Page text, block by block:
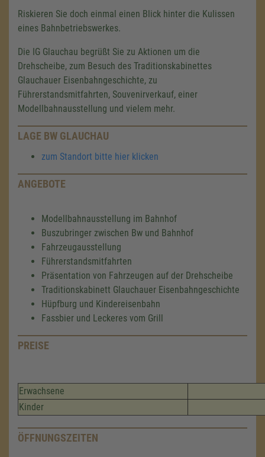
Riskieren Sie doch einmal einen Blick hinter die Kulissen
eines Bahnbetriebswerkes.
Die IG Glauchau begrüßt Sie zu Aktionen um die
Drehscheibe, zum Besuch des Traditionskabinettes
Glauchauer Eisenbahngeschichte, zu
Führerstandsmitfahrten, Souvenirverkauf, einer
Modellbahnausstellung und vielem mehr.
LAGE BW GLAUCHAU
zum Standort bitte hier klicken
ANGEBOTE
Modellbahnausstellung im Bahnhof
Buszubringer zwischen Bw und Bahnhof
Fahrzeugausstellung
Führerstandsmitfahrten
Präsentation von Fahrzeugen auf der Drehscheibe
Traditionskabinett Glauchauer Eisenbahngeschichte
Hüpfburg und Kindereisenbahn
Fassbier und Leckeres vom Grill
PREISE
Erwachsene
Kinder
ÖFFNUNGSZEITEN